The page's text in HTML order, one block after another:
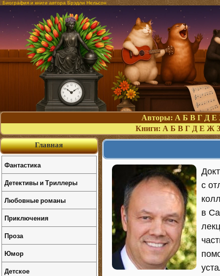
Биография и книги автора Брэдли Нельсон
Авторы: А Б В Г Д Е
Книги: А Б В Г Д Е Ж З
с
в
Главная
Фантастика
Детективы и Триллеры
Любовные романы
Приключения
Проза
Юмор
Детское